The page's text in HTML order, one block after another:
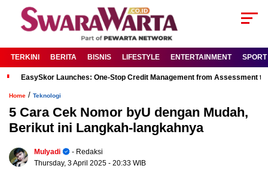
TERKINI BERITA BISNIS LIFESTYLE ENTERTAINMENT SPORT
EasySkor Launches: One-Stop Credit Management from Assessment
Home / Teknologi
5 Cara Cek Nomor byU dengan Mudah,
Berikut ini Langkah-langkahnya
Mulyadi
- Redaksi
Thursday, 3 April 2025 - 20:33 WIB